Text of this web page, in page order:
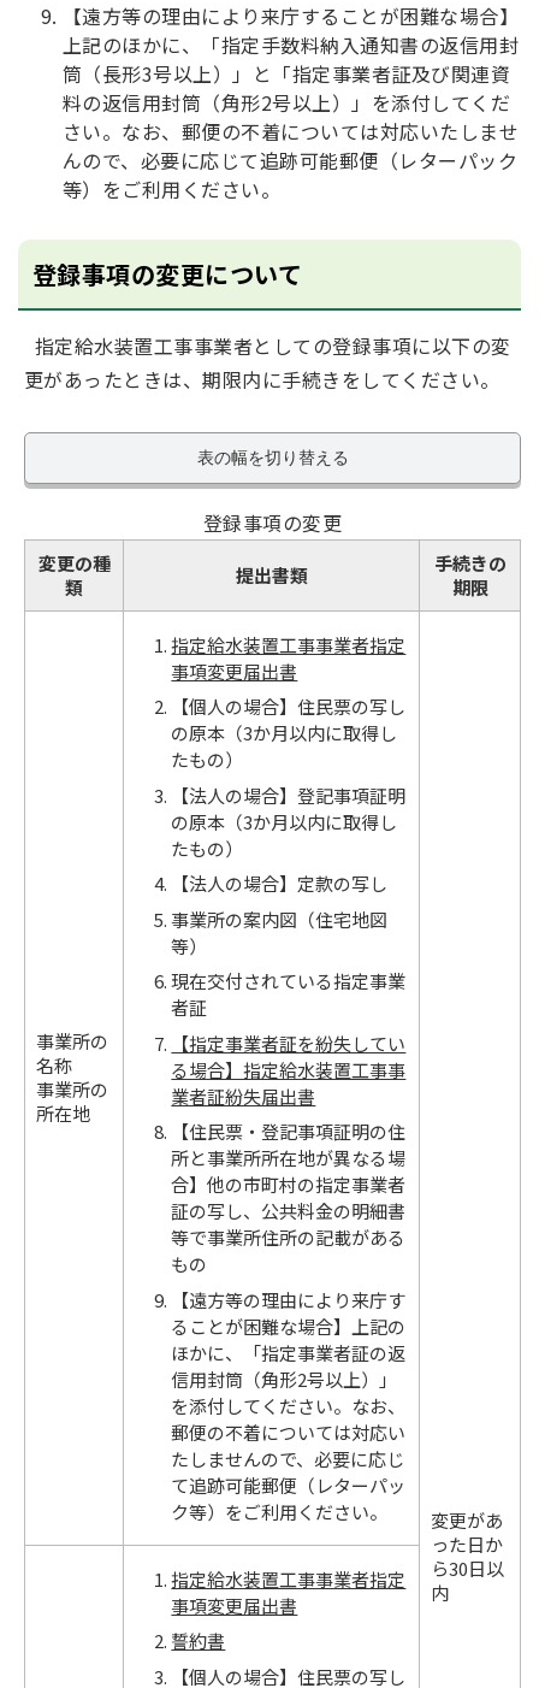
【遠方等の理由により来庁することが困難な場合】
上記のほかに、「指定手数料納入通知書の返信用封
筒（長形3号以上）」と「指定事業者証及び関連資
料の返信用封筒（角形2号以上）」を添付してくだ
さい。なお、郵便の不着については対応いたしませ
んので、必要に応じて追跡可能郵便（レターパック
等）をご利用ください。
登録事項の変更について
指定給水装置工事事業者としての登録事項に以下の変
更があったときは、期限内に手続きをしてください。
表の幅を切り替える
登録事項の変更
変更の種
類
提出書類
手続きの
期限
事業所の
名称
事業所の
所在地
指定給水装置工事事業者指定
事項変更届出書
【個人の場合】住民票の写し
の原本（3か月以内に取得し
たもの）
【法人の場合】登記事項証明
の原本（3か月以内に取得し
たもの）
【法人の場合】定款の写し
事業所の案内図（住宅地図
等）
現在交付されている指定事業
者証
【指定事業者証を紛失してい
る場合】指定給水装置工事事
業者証紛失届出書
【住民票・登記事項証明の住
所と事業所所在地が異なる場
合】他の市町村の指定事業者
証の写し、公共料金の明細書
等で事業所住所の記載がある
もの
【遠方等の理由により来庁す
ることが困難な場合】上記の
ほかに、「指定事業者証の返
信用封筒（角形2号以上）」
を添付してください。なお、
郵便の不着については対応い
たしませんので、必要に応じ
て追跡可能郵便（レターパッ
ク等）をご利用ください。
変更があ
った日か
ら30日以
内
指定給水装置工事事業者指定
事項変更届出書
誓約書
【個人の場合】住民票の写し